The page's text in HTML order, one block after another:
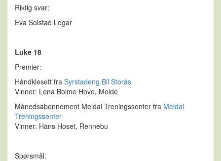
Riktig svar:
Eva Solstad Legar
Luke 18
Premier:
Håndklesett fra Syrstadeng Bil Storås
Vinner: Lena Bolme Hove, Molde
Månedsabonnement Meldal Treningssenter fra Meldal
Treningssenter
Vinner: Hans Hoset, Rennebu
Spørsmål: